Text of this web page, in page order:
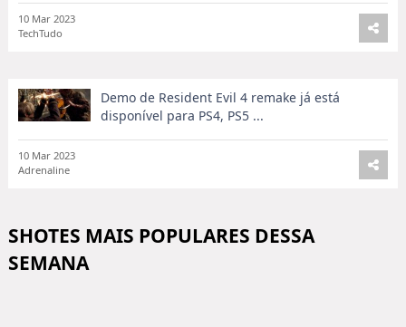
10 Mar 2023
TechTudo
Demo de Resident Evil 4 remake já está
disponível para PS4, PS5 ...
10 Mar 2023
Adrenaline
SHOTES MAIS POPULARES DESSA
SEMANA
Share this widget